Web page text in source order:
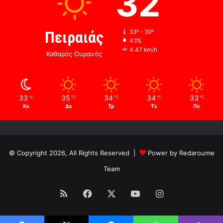
Πειραιάς
Καθαρός Ουρανός
33º - 30º
43%
4.47 km/h
33 ℃
Κυ
35 ℃
Δε
34 ℃
Τρ
34 ℃
Τε
33 ℃
Πε
© Copyright 2026, All Rights Reserved |
Power by Redaroume
Team
RSS Facebook YouTubeInstagram